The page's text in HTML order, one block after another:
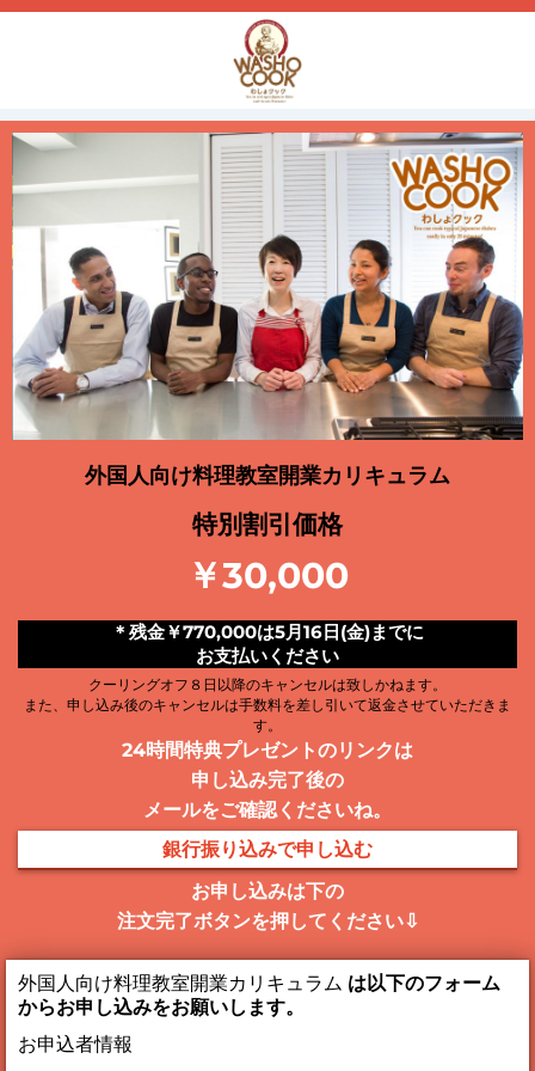
外国人向け料理教室開業カリキュラム
特別割引価格
￥30,000
＊残金￥770,000は5月16日(金)までに
お支払いください
クーリングオフ８日以降のキャンセルは致しかねます。
また、申し込み後のキャンセルは手数料を差し引いて返金させていただきま
す。
24時間特典プレゼントのリンクは
申し込み完了後の
メールをご確認くださいね。
銀行振り込みで申し込む
お申し込みは下の
注文完了ボタンを押してください⇩
外国人向け料理教室開業カリキュラム は以下のフォーム
からお申し込みをお願いします。
お申込者情報